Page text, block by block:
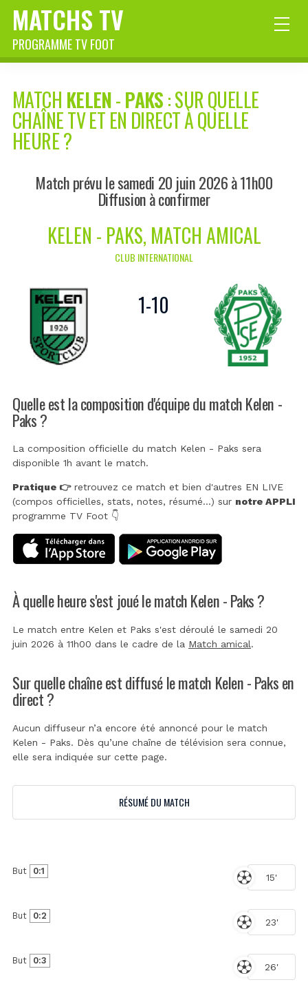
MATCHS TV
PROGRAMME TV FOOT
MATCH KELEN-PAKS: SUR QUELLE
CHAÎNE TV ET EN DIRECT À QUELLE
HEURE ?
Match prévu le samedi 20 juin 2026 à 11h00
Diffusion à confirmer
KELEN - PAKS, MATCH AMICAL
CLUB INTERNATIONAL
1-10
Quelle est la composition d'équipe du match Kelen -
Paks ?
La composition officielle du match Kelen - Paks sera
disponible 1h avant le match.
Pratique 👉retrouvez ce match et bien d'autres EN LIVE
(compos officielles, stats, notes, résumé...) sur notre APPLI
programme TV Foot 👇
À quelle heure s'est joué le match Kelen - Paks ?
Le match entre Kelen et Paks s'est déroulé le samedi 20
juin 2026 à 11h00 dans le cadre de la Match amical.
Sur quelle chaîne est diffusé le match Kelen - Paks en
direct ?
Aucun diffuseur n’a encore été annoncé pour le match
Kelen - Paks. Dès qu’une chaîne de télévision sera connue,
elle sera indiquée sur cette page.
RÉSUMÉ DU MATCH
15'
But 0:1
23'
But 0:2
26'
But 0:3